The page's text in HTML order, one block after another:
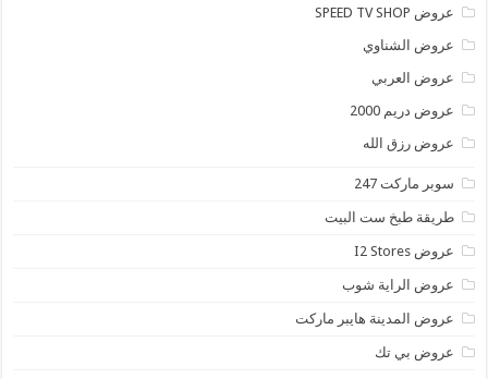
عروض SPEED TV SHOP
عروض الشناوي
عروض العربي
عروض دريم 2000
عروض رزق الله
سوبر ماركت 247
طريقة طبخ ست البيت
عروض I2 Stores
عروض الراية شوب
عروض المدينة هايبر ماركت
عروض بي تك